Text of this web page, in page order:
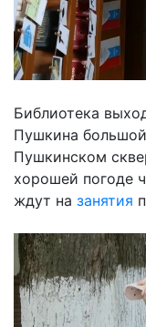
Библиотека
Пушкина большой
Пушкинском
хорошей погоде
ждут на занятия